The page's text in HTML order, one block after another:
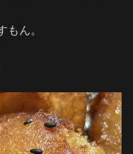
もん。